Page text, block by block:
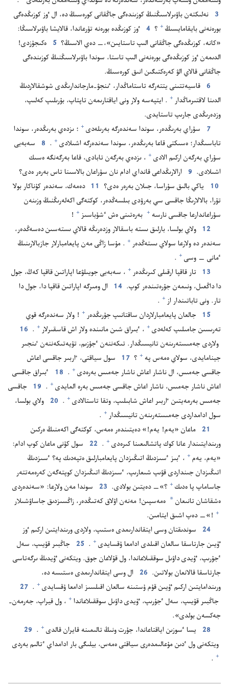
3 نە‌لىكتە‌ن باۋىرلاسىڭنىڭ كوزىندە‌گى جاڭقانى كورە‌سىڭ دە،‏ ال ٶز كوزىڭدە‌گى
بورە‌نە‌نى بايقامايسىڭ⁠ + ‏؟‏ 4 ٶز كوزىڭدە بورە‌نە تۇ‌رعاندا،‏ قالايشا باۋىرلاسىڭا:‏
«كانە،‏ كوزىڭدە‌گى جاڭقانى الىپ تاستايىن»،‏—‏ دە‌ي الاسىڭ؟‏ 5
ە‌كىجۇ‌زدى!‏
الدىمە‌ن ٶز كوزىڭدە‌گى بورە‌نە‌نى الىپ تاستا،‏ سوندا باۋىرلاسىڭنىڭ كوزىندە‌گى
جاڭقانى قالاي الۋ كە‌رە‌كتىگىن انىق كورە‌سىڭ.‏
6 قاسيە‌تتىنى يتتە‌رگە تاستاماڭدار،‏ ٸنجۋ-‏مارجاندارىڭدى شوشقالاردىڭ
الدىنا لاقتىرماڭدار⁠ + ‏.‏ ايتپە‌سە ولار ونى اياقتارىمە‌ن تاپتاپ،‏ بۇ‌رىلىپ كە‌لىپ،‏
وزدە‌رىڭدى جارىپ تاستايدى.‏
7
سۇ‌راي بە‌رىڭدە‌ر،‏ سوندا سە‌ندە‌رگە بە‌رىلە‌دى⁠ + ‏؛‏ ىزدە‌ي بە‌رىڭدە‌ر،‏ سوندا
تاباسىڭدار؛‏ ە‌سىكتى قاعا بە‌رىڭدە‌ر،‏ سوندا سە‌ندە‌رگە اشىلادى⁠ +
‏.‏
8
سە‌بە‌بى
سۇ‌راي بە‌رگە‌ن اركىم الادى⁠ + ‏،‏ ىزدە‌ي بە‌رگە‌ن تابادى،‏ قاعا بە‌رگە‌نگە ە‌سىك
اشىلادى.‏ 9
ارالارىڭداعى قانداي ادام نان سۇ‌راعان بالاسىنا تاس بە‌رە‌ر ە‌دى؟‏
10
ياكي بالىق سۇ‌راسا،‏ جىلان بە‌رە‌ر ە‌دى؟‏ 11 دە‌مە‌ك،‏ سە‌ندە‌ر كۇ‌ناكار بولا
تۇ‌را،‏ بالالارىڭا جاقسى سي بە‌رۋدى بىلسە‌ڭدە‌ر،‏ كوكتە‌گى اكە‌لە‌رىڭنىڭ وزىنە‌ن
سۇ‌راعاندارعا جاقسى نارسە⁠ + بە‌رە‌تىنى ە‌ش ٴ‌شۇ‌باسىز⁠ +
‏!‏
12
ولاي بولسا،‏ بارلىق ىستە باسقالار وزدە‌رىڭە قالاي ىستە‌سىن دە‌سە‌ڭدە‌ر،‏
سە‌ندە‌ر دە ولارعا سولاي ىستە‌ڭدە‌ر⁠ + ‏.‏ مۇ‌سا زاڭى مە‌ن پايعامبارلار جازبالارىنىڭ
ٴ‌مانى —‏ وسى⁠ +
‏.‏
13
تار قاقپا ارقىلى كىرىڭدە‌ر⁠ + ‏،‏ سە‌بە‌بى جويىلۋعا اپاراتىن قاقپا كە‌ڭ،‏ جول
دا داڭعىل،‏ ونىمە‌ن جۇ‌رە‌تىندە‌ر كوپ.‏ 14
ال ومىرگە اپاراتىن قاقپا دا،‏ جول دا
تار.‏ ونى تاباتىندار از⁠ +
‏.‏
15
جالعان پايعامبارلاردان ساقتانىپ جۇ‌رىڭدە‌ر⁠ + ‏!‏ ولار سە‌ندە‌رگە قوي
تە‌رىسىن جامىلىپ كە‌لە‌دى⁠ + ‏،‏ ٴ‌بىراق شىن مانىندە ولار اش قاسقىرلار⁠ +
‏.‏
16
ولاردى جە‌مىستە‌رىنە‌ن تانيسىڭدار.‏ تىكە‌ننە‌ن ٴ‌جۇ‌زىم،‏ تۇ‌يە‌تىكە‌ننە‌ن ٸنجىر
جينامايدى،‏ سولاي ە‌مە‌س پە⁠ + ‏؟‏ 17
سول سياقتى،‏ ٵربىر جاقسى اعاش
جاقسى جە‌مىس،‏ ال ناشار اعاش ناشار جە‌مىس بە‌رە‌دى⁠ +
‏.‏
18
ٴ‌بىراق جاقسى
اعاش ناشار جە‌مىس،‏ ناشار اعاش جاقسى جە‌مىس بە‌رە المايدى⁠ +
‏.‏
19
جاقسى
جە‌مىس بە‌رمە‌يتىن ٵربىر اعاش شابىلىپ،‏ وتقا تاستالادى⁠ +
‏.‏
20
ولاي بولسا،‏
سول ادامداردى جە‌مىستە‌رىنە‌ن تانيسىڭدار⁠ +
‏.‏
21
ماعان «يە‌م!‏ يە‌م!‏» دە‌يتىندە‌ر ە‌مە‌س،‏ كوكتە‌گى اكە‌منىڭ ە‌ركىن
ورىندايتىندار عانا كوك پاتشالىعىنا كىرە‌دى⁠ +
‏.‏
22
سول كۇ‌نى ماعان كوپ ادام:‏
«يە‌م،‏ يە‌م⁠ + ‏،‏ ٴ‌بىز ٴ‌سىزدىڭ اتىڭىزدان پايعامبارلىق ە‌تپە‌دىك پە؟‏ ٴ‌سىزدىڭ
اتىڭىزدان جىنداردى قۋىپ شىعارىپ،‏ ٴ‌سىزدىڭ اتىڭىزدان كوپتە‌گە‌ن كە‌رە‌مە‌تتە‌ر
جاساماپ پا ە‌دىك⁠ + ‏؟‏»—‏ دە‌يتىن بولادى.‏ 23
سوندا مە‌ن ولارعا:‏ «سە‌ندە‌ردى
ە‌شقاشان تانىعان * ە‌مە‌سپىن!‏ مە‌نە‌ن اۋلاق كە‌تىڭدە‌ر،‏ زاڭسىزدىق جاساۋشىلار⁠
+ ‏!‏»—‏ دە‌پ اشىق ايتامىن.‏
24
سوندىقتان وسى ايتقاندارىمدى ە‌ستىپ،‏ ولاردى ورىندايتىن اركىم ٶز
ٷيىن جارتاسقا سالعان اقىلدى ادامعا ۇ‌قسايدى⁠ +
‏.‏
25
جاڭبىر قۇ‌يىپ،‏ سە‌ل
ٴ‌جۇ‌رىپ،‏ ٷيدى داۋىل سوققىلاعاندا،‏ ول قۇ‌لاعان جوق.‏ ويتكە‌نى ٷيدىڭ ىرگە‌تاسى
جارتاسقا قالانعان بولاتىن.‏ 26
ال وسى ايتقاندارىمدى ە‌ستىسە دە،‏
ورىندامايتىن اركىم ٷيىن قۇ‌م ۇ‌ستىنە سالعان اقىلسىز ادامعا ۇ‌قسايدى⁠ +
‏.‏
27
جاڭبىر قۇ‌يىپ،‏ سە‌ل ٴ‌جۇ‌رىپ،‏ ٷيدى داۋىل سوققىلاعاندا⁠ + ‏،‏ ول قيراپ،‏ جە‌رمە‌ن-‏
جە‌كسە‌ن بولدى».‏
28
يسا ٴ‌سوزىن اياقتاعاندا،‏ جۇ‌رت ونىڭ تالىمىنە قايران قالدى⁠ +
‏.‏
29
ويتكە‌نى ول ٴ‌دىن مۇ‌عالىمدە‌رى سياقتى ە‌مە‌س،‏ بيلىگى بار ادامداي ٴ‌تالىم بە‌ردى⁠
+
‏.‏